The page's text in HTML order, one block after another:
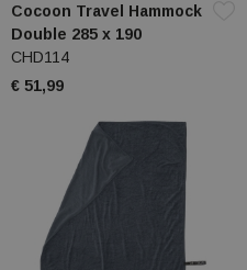
Cocoon Travel Hammock
Double 285 x 190
CHD114
€ 51,99